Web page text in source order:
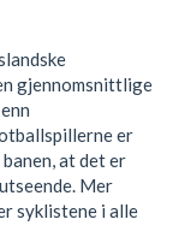
gjennomsnittlige
er
at det er
Mer
syklistene i alle